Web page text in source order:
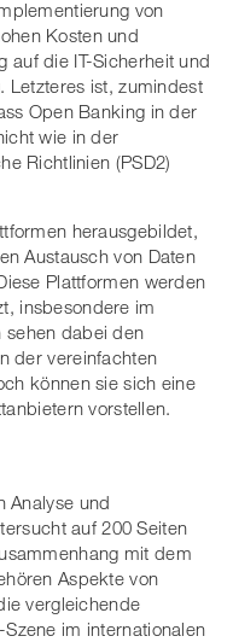
von
Kosten und
auf die IT-Sicherheit und
Letzteres ist, zumindest
Open Banking in der
wie in der
Richtlinien (PSD2)
herausgebildet,
Austausch von Daten
Plattformen werden
insbesondere im
sehen dabei den
der vereinfachten
können sie sich eine
vorstellen.
Analyse und
auf 200 Seiten
mit dem
Aspekte von
vergleichende
im internationalen